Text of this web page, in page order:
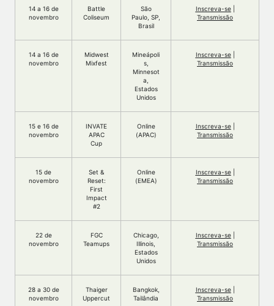
14 a 16 de
novembro
Battle
Coliseum
São
Paulo, SP,
Brasil
Inscreva-se|
Transmissão
14 a 16 de
novembro
Midwest
Mixfest
Mineápoli
s,
Minnesot
a,
Estados
Unidos
Inscreva-se|
Transmissão
15 e 16 de
novembro
INVATE
APAC
Cup
Online
(APAC)
Inscreva-se|
Transmissão
15 de
novembro
Set &
Reset:
First
Impact
#2
Online
(EMEA)
Inscreva-se|
Transmissão
22 de
novembro
FGC
Teamups
Chicago,
Illinois,
Estados
Unidos
Inscreva-se|
Transmissão
28 a 30 de
novembro
Thaiger
Uppercut
Bangkok,
Tailândia
Inscreva-se|
Transmissão